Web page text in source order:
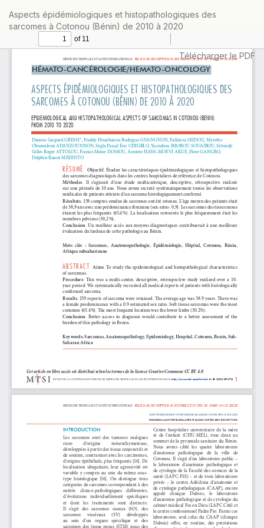
aux
informations
l'article
Aspects épidémiologiques et histopathologiques des
sarcomes à Cotonou (Bénin) de 2010 à 2020
Télécharger
Télécharger le PDF